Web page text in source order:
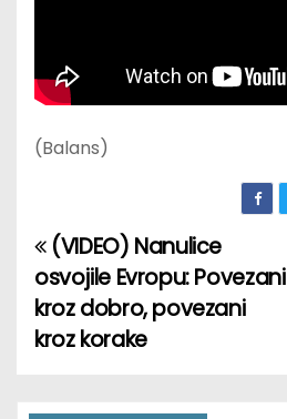
(Balans)
P
o
s
(VIDEO) Nanulice
osvojile Evropu: Povezani
kroz dobro, povezani
kroz korake